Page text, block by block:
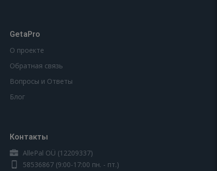
GetaPro
О проекте
Обратная связь
Вопросы и Ответы
Блог
Контакты
AllePal OÜ (12209337)
58536867 (9:00-17:00 пн. - пт.)